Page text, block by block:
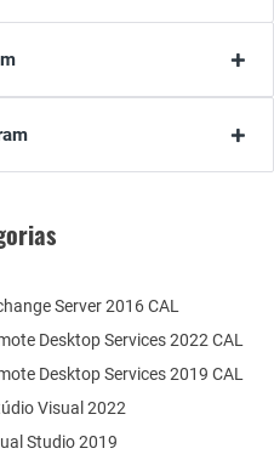
Desktop Services 2022 CAL
Desktop Services 2019 CAL
Server 2016 CAL
Visual 2022
Studio 2019